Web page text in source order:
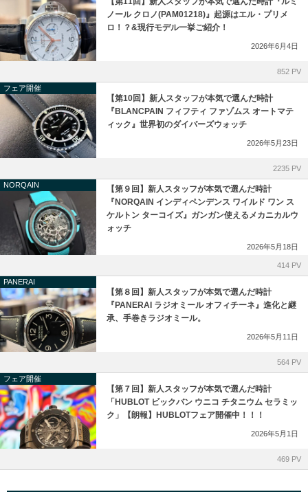
ノール クロノ(PAM01218)』起源はエル・プリメ
ロ！？&現行モデル一挙ご紹介！
2026年6月4日
852 PV
フェア開催
【第10回】新人スタッフが本気で選んだ時計
『BLANCPAIN フィフティ ファゾムス オートマテ
ィック』世界初のダイバーズウォッチ
2026年5月23日
2235 PV
NORQAIN
【第９回】新人スタッフが本気で選んだ時計
『NORQAIN インディペンデンス ワイルド ワン ス
ケルトン ターコイズ』ガンガン使えるメカニカルウ
ォッチ
2026年5月18日
414 PV
PANERAI
【第８回】新人スタッフが本気で選んだ時計
『PANERAI ラジオミール オフィチーネ』進化と継
承、手巻きラジオミール。
2026年5月11日
564 PV
フェア開催
【第７回】新人スタッフが本気で選んだ時計
「HUBLOT ビックバン ウニコ チタニウム セラミッ
ク」【朗報】HUBLOTフェア開催中！！！
2026年5月1日
469 PV